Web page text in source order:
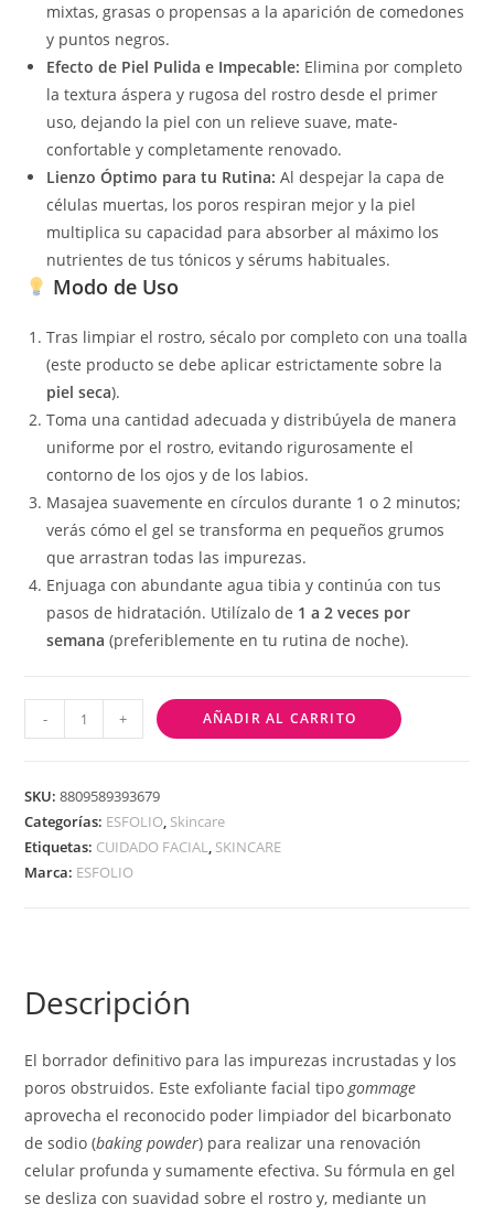
mixtas, grasas o propensas a la aparición de comedones
y puntos negros.
Efecto de Piel Pulida e Impecable: Elimina por completo
la textura áspera y rugosa del rostro desde el primer
uso, dejando la piel con un relieve suave, mate-
confortable y completamente renovado.
Lienzo Óptimo para tu Rutina: Al despejar la capa de
células muertas, los poros respiran mejor y la piel
multiplica su capacidad para absorber al máximo los
nutrientes de tus tónicos y sérums habituales.
Modo de Uso
Tras limpiar el rostro, sécalo por completo con una toalla
(este producto se debe aplicar estrictamente sobre la
piel seca).
Toma una cantidad adecuada y distribúyela de manera
uniforme por el rostro, evitando rigurosamente el
contorno de los ojos y de los labios.
Masajea suavemente en círculos durante 1 o 2 minutos;
verás cómo el gel se transforma en pequeños grumos
que arrastran todas las impurezas.
Enjuaga con abundante agua tibia y continúa con tus
pasos de hidratación. Utilízalo de 1 a 2 veces por
semana (preferiblemente en tu rutina de noche).
- + AÑADIR AL CARRITO
SKU:8809589393679
Categorías: ESFOLIO, Skincare
Etiquetas: CUIDADO FACIAL, SKINCARE
Marca: ESFOLIO
Descripción
El borrador definitivo para las impurezas incrustadas y los
poros obstruidos. Este exfoliante facial tipogommage
aprovecha el reconocido poder limpiador del bicarbonato
de sodio (baking powder) para realizar una renovación
celular profunda y sumamente efectiva. Su fórmula en gel
se desliza con suavidad sobre el rostro y, mediante un